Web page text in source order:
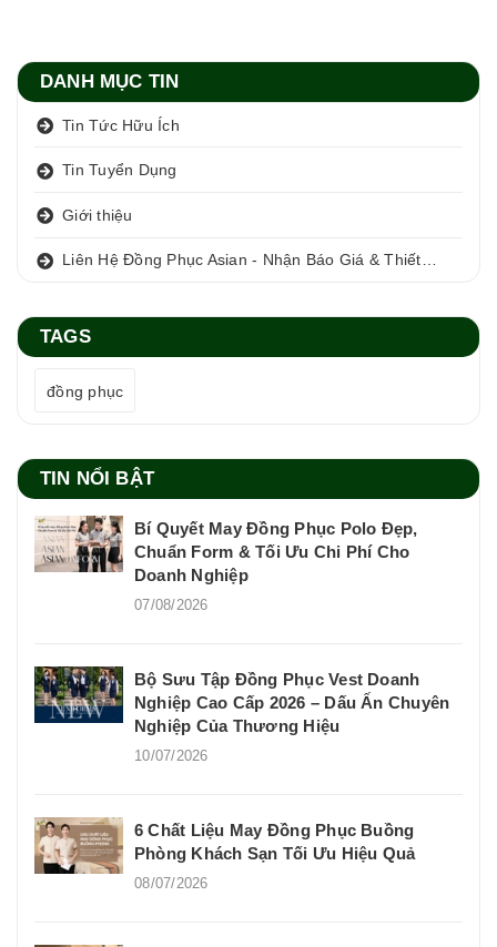
DANH MỤC TIN
Tin Tức Hữu Ích
Tin Tuyển Dụng
Giới thiệu
Liên Hệ Đồng Phục Asian - Nhận Báo Giá & Thiết Kế Miễn Phí
TAGS
đồng phục
TIN NỔI BẬT
Bí Quyết May Đồng Phục Polo Đẹp,
Chuẩn Form & Tối Ưu Chi Phí Cho
Doanh Nghiệp
07/08/2026
Bộ Sưu Tập Đồng Phục Vest Doanh
Nghiệp Cao Cấp 2026 – Dấu Ấn Chuyên
Nghiệp Của Thương Hiệu
10/07/2026
6 Chất Liệu May Đồng Phục Buồng
Phòng Khách Sạn Tối Ưu Hiệu Quả
08/07/2026